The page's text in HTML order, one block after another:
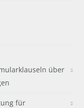
über
für